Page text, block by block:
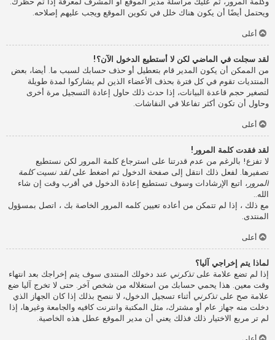
ويحتمل أيضًا أن يكون هناك خلل في تكوين الموقع ويجب عليهم إصلاحه.
أعلى
لقد سجلت في الماضي لكن لا أستطيع الدخول الآن؟!
من الممكن أن يكون المدير قام بتعطيل أو حذف حسابك لسبب ما. أيضا، بعض
المنتديات تقوم في كل فترة بحذف الأعضاء الذين لم يشاركوا لمدة طويلة
لتصغير حجم قاعدة البيانات، إذا حدث ذلك حاول إعادة التسجيل مرة أخرى
وحاول أن تكون أكثر تفاعلا في النقاشات.
أعلى
لقد فقدت كلمة المرور!
لا تفزع! بالرغم من عدم قدرتنا على استرجاع كلمة المرور لكن نستطيع
تصفيرها. لفعل ذلك انتقل إلى صفحة الدخول ثم اضغط علىلقد نسيت كلمة
المرور ، اتبع الإرشادات وسوف تستطيع إعادة الدخول في أقرب وقت إن شاء
الله..
مع ذلك ، إذا لم تتمكن من أعاده تعيين كلمه المرور الخاصة بك ، اتصل بمسؤول
المنتدى.
أعلى
لماذا يتم إخراجي آليا؟
إذا لم تضع علامة علىتذكرني عند دخولك المنتدى سوف يتم إخراجك بعد انتهاء
وقت معين. هذا يحمي حسابك من استغلاله من شخص آخر. حتى لا تخرج آليا ضع
علامة صح علىتذكرني أثناء تسجيل الدخول، لا ننصح بذلك إذا كان الجهاز الذي
دخلت منه جهاز عام أو مشترك، مثل المكتبة وانترنت كافيه والجامعة وغيرها، إذا
لم تر مربع الاختيار ذلك فذلك يعني أن مدير الموقع عطل هذه الخاصية.